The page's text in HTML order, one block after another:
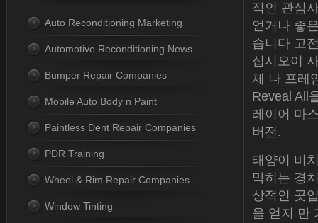
적인 관심
얻거나 좋
습니다 고
십시오이
체 나 프레
Reveal All
레이어 마
버전.
태양이 비
막히는 경
상적인 곳
을 얻지 만
Auto Reconditioning Marketing
Automotive Reconditioning News
Bumper Repair Companies
Mobile Auto Body n Paint
Paintless Dent Repair Companies
PDR Training
Wheel & Rim Repair Companies
Window Tinting